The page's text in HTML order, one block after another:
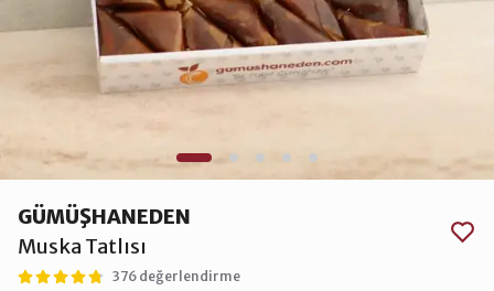
GÜMÜŞHANEDEN
Muska Tatlısı
376 değerlendirme